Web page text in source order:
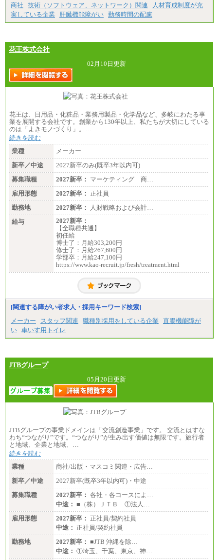
商社 技術（ソフトウェア、ネットワーク）関連
人材育成制度が充
実している企業
肝臓機能障がい 勤務時間の配慮
花王株式会社
02月10日更新
花王は、日用品・化粧品・業務用製品・化学品など、多岐にわたる事
業を展開する会社です。創業から130年以上、私たちが大切にしている
のは「よきモノづくり」。…
続きを読む
業種
メーカー
新卒／中途
2027新卒のみ(既卒3年以内可)
募集職種
2027新卒： マーケティング 商…
雇用形態
2027新卒： 正社員
勤務地
2027新卒：
人財戦略および会計…
給与
2027新卒：
【全職種共通】
初任給
博士了：月給303,200円
修士了：月給267,600円
学部卒：月給247,100円
https://www.kao-recruit.jp/fresh/treatment.html
[関連する障がい者求人・採用キーワード検索]
メーカー
スタッフ関連 職種別採用をしている企業
直腸機能障が
い 車いす用トイレ
JTBグループ
05月20日更新
JTBグループの事業ドメインは「交流創造事業」です。 交流とはすな
わち“つながり”です。“つながり”が生み出す価値は無限です。旅行者
と地域、企業と地域、…
続きを読む
業種
商社/出版・マスコミ関連・広告…
新卒／中途
2027新卒(既卒3年以内可)・中途
募集職種
2027新卒： 各社・各コースによ…
中途： ■（株）ＪＴＢ ①法人…
雇用形態
2027新卒： 正社員/契約社員
中途： 正社員/契約社員
勤務地
2027新卒： ■JTB 沖縄を除…
中途： ①埼玉、千葉、東京、神…